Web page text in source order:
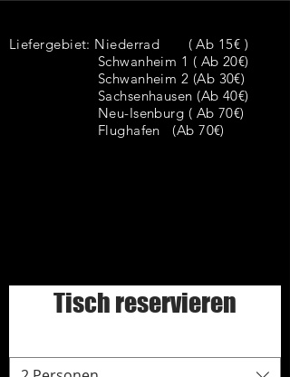
Liefergebiet: Niederrad ( Ab 15€ )
Schwanheim 1 ( Ab 20€)
Schwanheim 2 (Ab 30€)
Sachsenhausen (Ab 40€)
Neu-Isenburg ( Ab 70€)
Flughafen (Ab 70€)
Tisch reservieren